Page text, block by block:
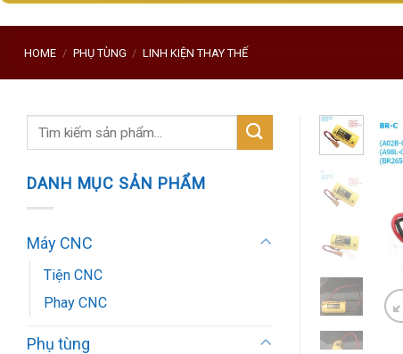
HOME / PHỤ TÙNG / LINH KIỆN THAY THẾ
Search
DANH MỤC SẢN PHẨM
Máy CNC
Tiện CNC
Phay CNC
Phụ tùng